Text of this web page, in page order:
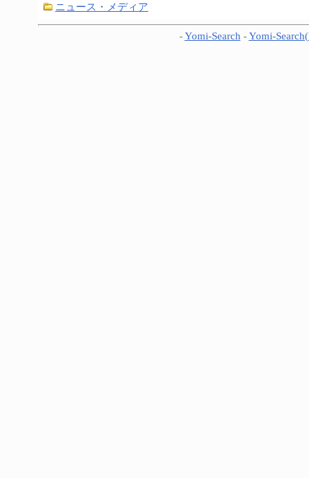
ニュース・メディア
-Yomi-Search -Yomi-